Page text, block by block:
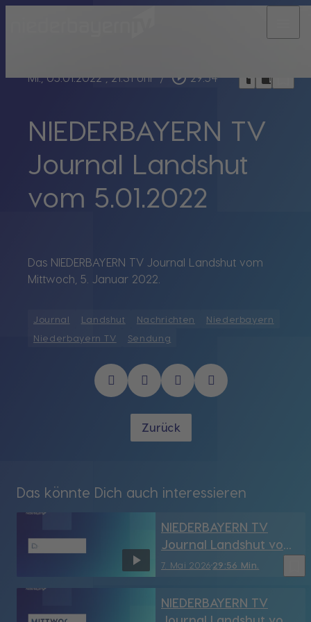
Mi., 05.01.2022, 21:31 Uhr / play_circle_outline 29:54 headphones chrome_reader_mode
NIEDERBAYERN TV
Journal Landshut
vom 5.01.2022
Das NIEDERBAYERN TV Journal Landshut vom
Mittwoch, 5. Januar 2022.
Journal Landshut Nachrichten
Niederbayern
Niederbayern TV
Sendung
Zurück
Das könnte Dich auch interessieren
7. Mai 2026 29:56 Min.
NIEDERBAYERN TV
Journal Landshut vom
7.05.2026
NIEDERBAYERN TV